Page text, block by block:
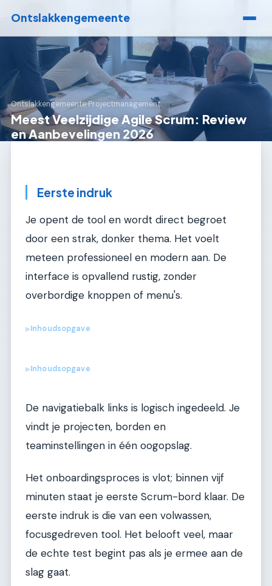
Ontslakkengemeente
Ontslakkengemeente›Projectmanagement
Meest Veelzijdige Agile Scrum: Review
en Aanbevelingen 2026
Eerste indruk
Je opent de tool en wordt direct begroet
door een strak, donker thema. Het voelt
meteen professioneel en modern aan. De
interface is opvallend rustig, zonder
overbordige knoppen of menu's.
▶Inhoudsopgave
▶Inhoudsopgave
De navigatiebalk links is logisch ingedeeld. Je
vindt je projecten, borden en
teaminstellingen in één oogopslag.
Het onboardingsproces is vlot; binnen vijf
minuten staat je eerste Scrum-bord klaar. De
eerste indruk is die van een volwassen,
focusgedreven tool. Het belooft veel, maar
de echte test begint pas als je ermee aan de
slag gaat.